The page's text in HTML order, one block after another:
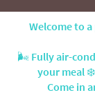
Welcome to
🌬️ Fully air-
your meal
Come in